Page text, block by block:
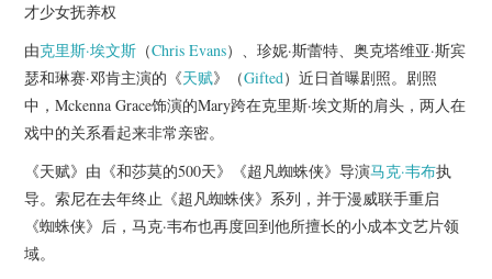
脱口秀
杂七杂八
美剧英剧
电影档期
推荐电影
由克里斯·埃文斯 （Chris Evans）、珍妮·斯蕾特、奥克塔维亚·斯宾
瑟和琳赛·邓肯主演的《天赋》（Gifted）近日首曝剧照。剧照
中，Mckenna Grace饰演的Mary跨在克里斯·埃文斯的肩头，两人在
戏中的关系看起来非常亲密。
《天赋》由《和莎莫的500天》《超凡蜘蛛侠》导演马克·韦布执
导。索尼在去年终止《超凡蜘蛛侠》系列，并于漫威联手重启
《蜘蛛侠》后，马克·韦布也再度回到他所擅长的小成本文艺片领
域。